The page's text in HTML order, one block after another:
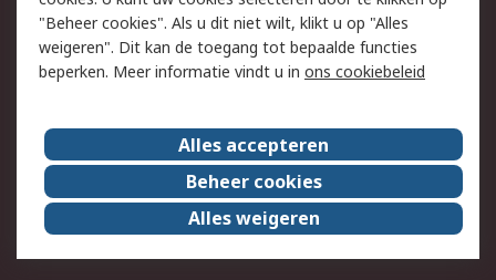
Privacybeleid
Websitevoorwaarden
Algemene
verkoopvoorwaarden
Over RS
RS Group
Over ons
RS wereldwijd
Werken bij RS
ESG
"Beheer cookies". Als u dit niet wilt, klikt u op "Alles
weigeren". Dit kan de toegang tot bepaalde functies
beperken. Meer informatie vindt u in ons cookiebeleid
Alles accepteren
Beheer cookies
Alles weigeren